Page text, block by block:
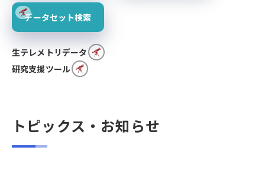
データセット検索
生テレメトリデータ
研究支援ツール
トピックス・お知らせ